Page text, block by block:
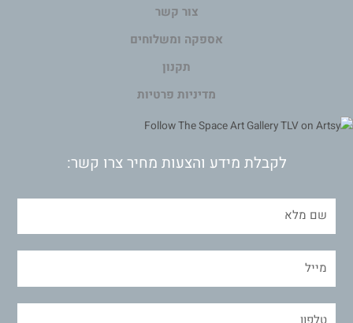
צור קשר
אספקה ומשלוחים
תקנון
מדיניות פרטיות
לקבלת מידע והצעות מחיר צרו קשר: